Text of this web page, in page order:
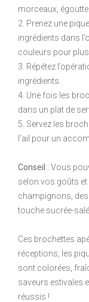
morceaux,
2. Prenez une
ingrédients dans
couleurs pour plus
3. Répétez
ingrédients.
4. Une fois les
dans un plat de
5. Servez les
l’ail pour un
Conseil : Vous
selon vos goûts
champignons,
touche sucrée-
Ces brochettes
réceptions, les
sont colorées,
saveurs estivales
réussis !